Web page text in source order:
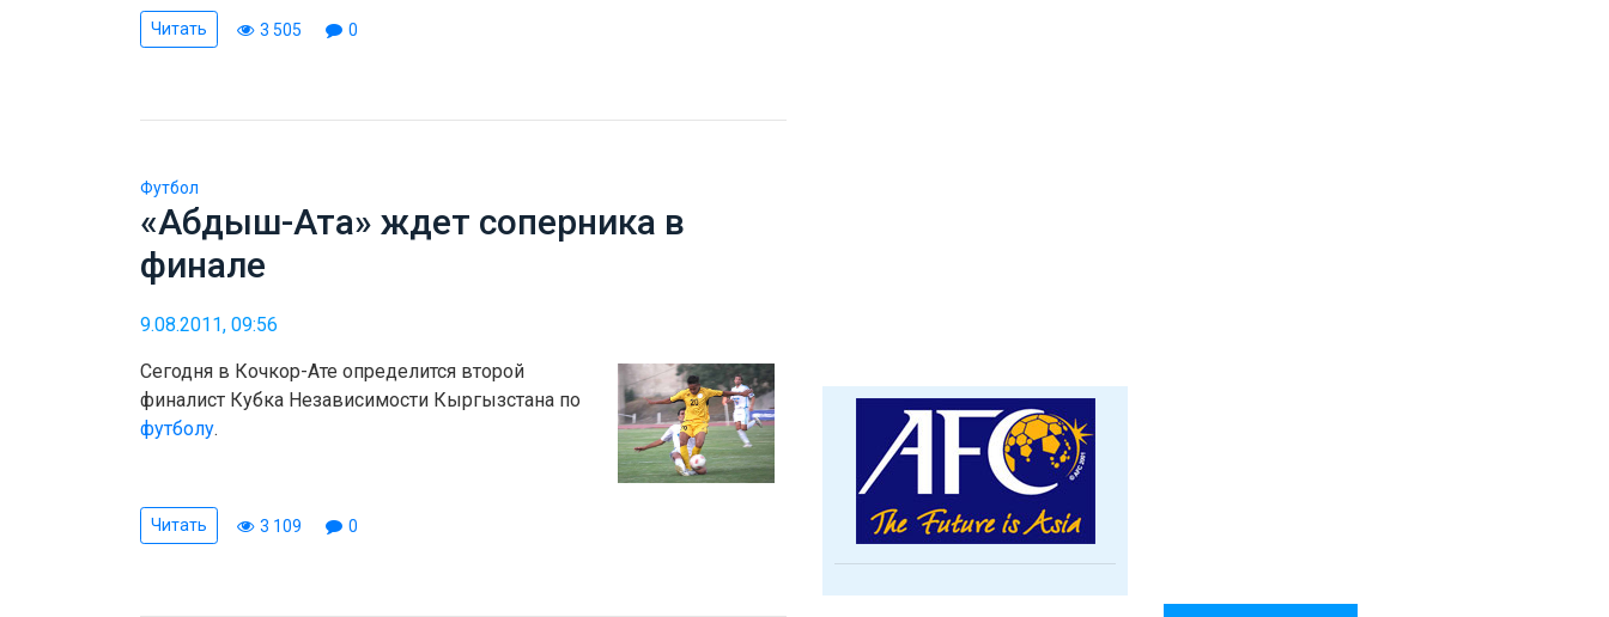
Читать 3 505 0
Футбол
«Абдыш-Ата» ждет соперника в
финале
9.08.2011, 09:56
Сегодня в Кочкор-Ате определится второй
финалист Кубка Независимости Кыргызстана по
футболу.
Читать 3 109 0